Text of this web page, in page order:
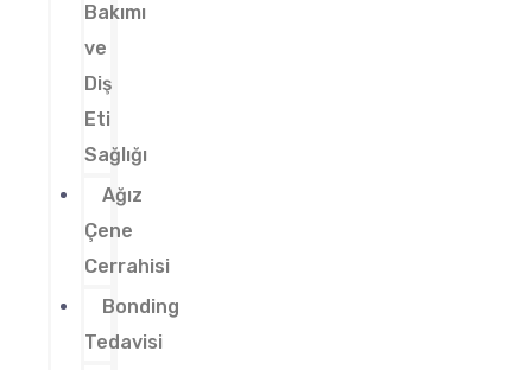
Bakımı
ve
Diş
Eti
Sağlığı
Ağız
Çene
Cerrahisi
Bonding
Tedavisi